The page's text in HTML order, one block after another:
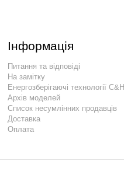
Інформація
Питання та відповіді
На замітку
Енергозберігаючі технології C&H
Архів моделей
Список несумлінних продавців
Доставка
Оплата